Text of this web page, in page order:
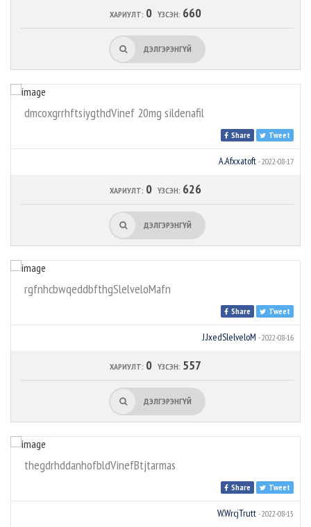
ХАРИУЛТ: 0 ҮЗСЭН: 660
ДЭЛГЭРЭНГҮЙ
dmcoxgrrhftsiygthdVinef 20mg sildenafil
Share Tweet
A.Afxxatoft - 2022-08-17
ХАРИУЛТ: 0 ҮЗСЭН: 626
ДЭЛГЭРЭНГҮЙ
rgfnhcbwqeddbfthgSlelveloMafn
Share Tweet
J.JxedSlelveloM - 2022-08-16
ХАРИУЛТ: 0 ҮЗСЭН: 557
ДЭЛГЭРЭНГҮЙ
thegdrhddanhofbldVinefBtjtarmas
Share Tweet
W.WrcjTrutt - 2022-08-15